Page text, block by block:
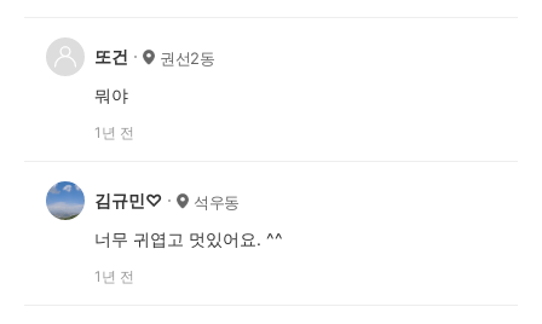
또건 권선2동
뭐야
1년 전
김규민♡ 석우동
너무 귀엽고 멋있어요. ^^
1년 전